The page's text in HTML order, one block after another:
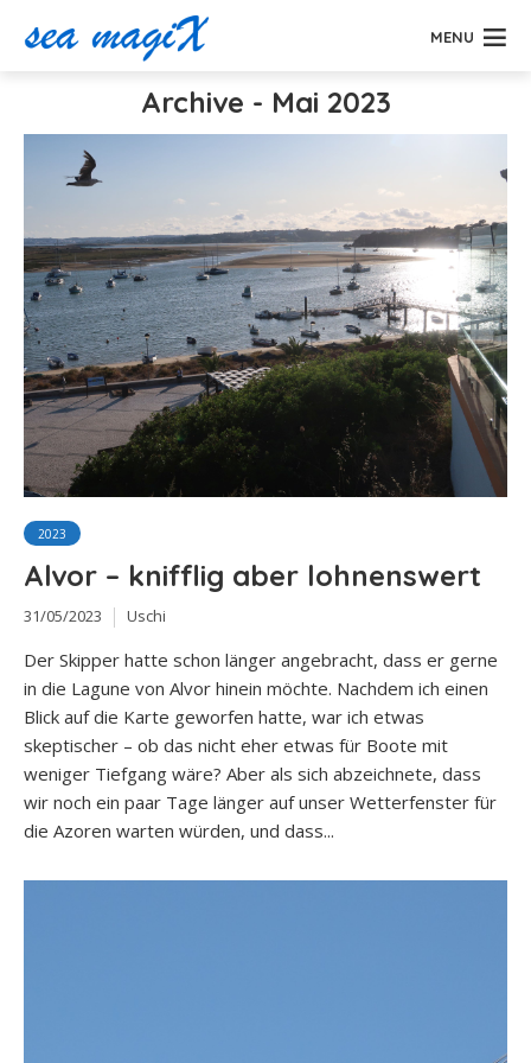
MENU
Archive - Mai 2023
2023
Alvor – knifflig aber lohnenswert
31/05/2023 Uschi
Der Skipper hatte schon länger angebracht, dass er gerne
in die Lagune von Alvor hinein möchte. Nachdem ich einen
Blick auf die Karte geworfen hatte, war ich etwas
skeptischer – ob das nicht eher etwas für Boote mit
weniger Tiefgang wäre? Aber als sich abzeichnete, dass
wir noch ein paar Tage länger auf unser Wetterfenster für
die Azoren warten würden, und dass...